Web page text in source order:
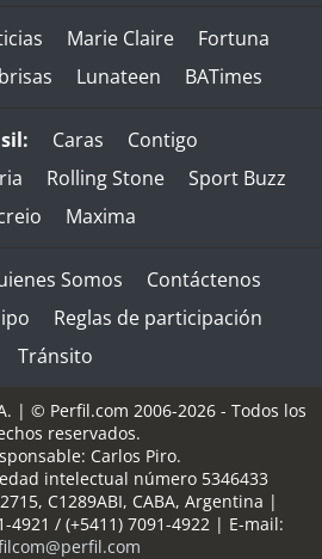
Marie Claire
Fortuna
Lunateen BATimes
Caras
Contigo
Rolling Stone
Sport Buzz
Maxima
Somos
Contáctenos
Reglas de participación
Tránsito
| © Perfil.com 2006-2026 - Todos los
reservados.
Carlos Piro.
intelectual número 5346433
, C1289ABI, CABA, Argentina |
4921 / (+5411) 7091-4922| E-mail: